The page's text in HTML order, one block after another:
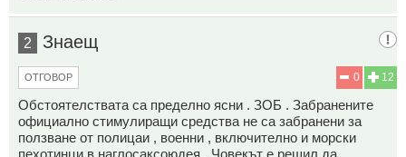
2 Знаещ
12
0
ОТГОВОР
Обстоятелствата са пределно ясни . ЗОБ . Забранените
официално стимулиращи средства не са забранени за
ползване от полицаи , военни , включително и морски